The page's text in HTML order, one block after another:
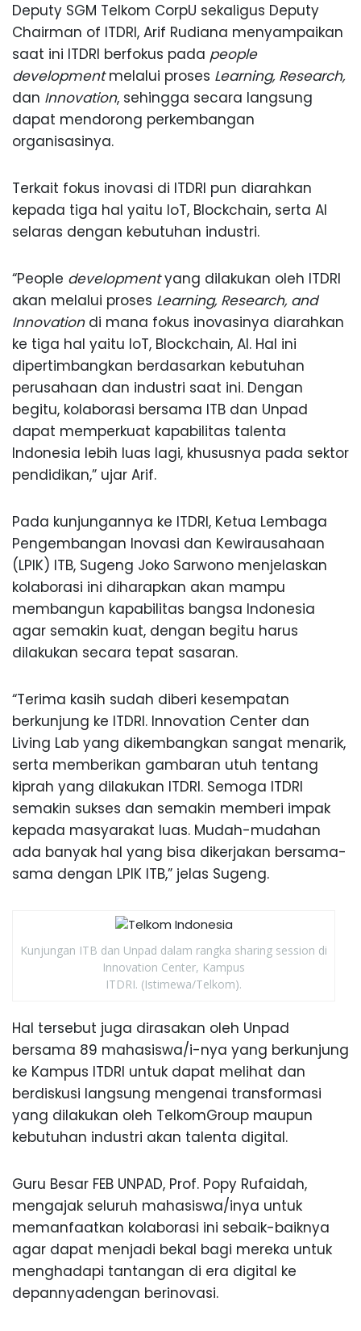
Deputy SGM Telkom CorpU sekaligus Deputy
Chairman of ITDRI, Arif Rudiana menyampaikan
saat ini ITDRI berfokus pada people
developmentmelalui proses Learning, Research,
dan Innovation, sehingga secara langsung
dapat mendorong perkembangan
organisasinya.
Terkait fokus inovasi di ITDRI pun diarahkan
kepada tiga hal yaitu IoT, Blockchain, serta AI
selaras dengan kebutuhan industri.
“People developmentyang dilakukan oleh ITDRI
akan melalui proses Learning, Research, and
Innovationdi mana fokus inovasinya diarahkan
ke tiga hal yaitu IoT, Blockchain, AI. Hal ini
dipertimbangkan berdasarkan kebutuhan
perusahaan dan industri saat ini. Dengan
begitu, kolaborasi bersama ITB dan Unpad
dapat memperkuat kapabilitas talenta
Indonesia lebih luas lagi, khususnya pada sektor
pendidikan,” ujar Arif.
Pada kunjungannya ke ITDRI, Ketua Lembaga
Pengembangan Inovasi dan Kewirausahaan
(LPIK) ITB, Sugeng Joko Sarwono menjelaskan
kolaborasi ini diharapkan akan mampu
membangun kapabilitas bangsa Indonesia
agar semakin kuat, dengan begitu harus
dilakukan secara tepat sasaran.
“Terima kasih sudah diberi kesempatan
berkunjung ke ITDRI. Innovation Center dan
Living Lab yang dikembangkan sangat menarik,
serta memberikan gambaran utuh tentang
kiprah yang dilakukan ITDRI. Semoga ITDRI
semakin sukses dan semakin memberi impak
kepada masyarakat luas. Mudah-mudahan
ada banyak hal yang bisa dikerjakan bersama-
sama dengan LPIK ITB,” jelas Sugeng.
Kunjungan ITB dan Unpad dalam rangka sharing session di
Innovation Center, Kampus
ITDRI. (Istimewa/Telkom).
Hal tersebut juga dirasakan oleh Unpad
bersama 89 mahasiswa/i-nya yang berkunjung
ke Kampus ITDRI untuk dapat melihat dan
berdiskusi langsung mengenai transformasi
yang dilakukan oleh TelkomGroup maupun
kebutuhan industri akan talenta digital.
Guru Besar FEB UNPAD, Prof. Popy Rufaidah,
mengajak seluruh mahasiswa/inya untuk
memanfaatkan kolaborasi ini sebaik-baiknya
agar dapat menjadi bekal bagi mereka untuk
menghadapi tantangan di era digital ke
depannyadengan berinovasi.